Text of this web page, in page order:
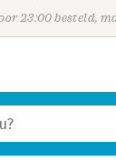
23:00 besteld,